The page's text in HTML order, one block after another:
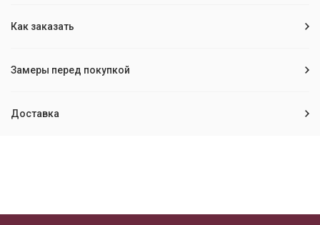
Как заказать
Замеры перед покупкой
Доставка